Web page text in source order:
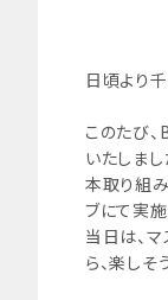
日頃より
このたび
いたしまし
本取り組
ブにて実施
当日は、
ら、楽しそ